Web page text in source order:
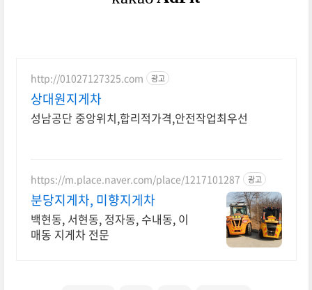
http://01027127325.com 광고
상대원지게차
성남공단 중앙위치,합리적가격,안전작업최우선
https://m.place.naver.com/place/1217101287 광고
분당지게차, 미향지게차
백현동, 서현동, 정자동, 수내동, 이
매동 지게차 전문